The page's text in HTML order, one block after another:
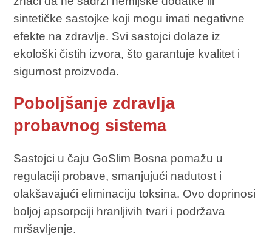
sintetičke sastojke koji mogu imati negativne
efekte na zdravlje. Svi sastojci dolaze iz
ekološki čistih izvora, što garantuje kvalitet i
sigurnost proizvoda.
Poboljšanje zdravlja
probavnog sistema
Sastojci u čaju GoSlim Bosna pomažu u
regulaciji probave, smanjujući nadutost i
olakšavajući eliminaciju toksina. Ovo doprinosi
boljoj apsorpciji hranljivih tvari i podržava
mršavljenje.